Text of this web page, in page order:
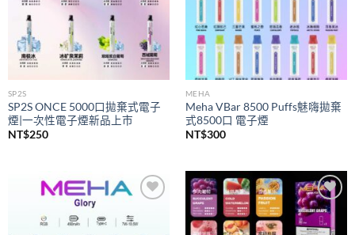
SP2S
SP2S ONCE 5000口拋棄式電子
煙|一次性電子煙新品上市
NT$250
MEHA
Meha VBar 8500 Puffs魅嗨拋棄
式8500口 電子煙
NT$300
wishlist
Add to
wishlist